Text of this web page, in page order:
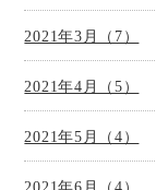
2021年3月（7）
2021年4月（5）
2021年5月（4）